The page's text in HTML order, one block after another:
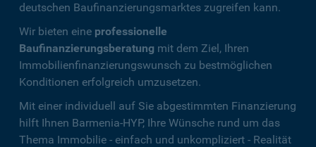
deutschen Baufinanzierungsmarktes zugreifen kann.
Wir bieten eine professionelle
Baufinanzierungsberatung mit dem Ziel, Ihren
Immobilienfinanzierungswunsch zu bestmöglichen
Konditionen erfolgreich umzusetzen.
Mit einer individuell auf Sie abgestimmten Finanzierung
hilft Ihnen Barmenia-HYP, Ihre Wünsche rund um das
Thema Immobilie - einfach und unkompliziert - Realität